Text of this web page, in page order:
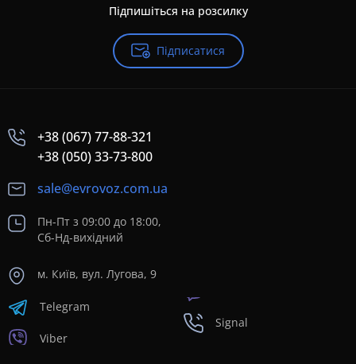
Підпишіться на розсилку
Підписатися
+38 (067) 77-88-321
+38 (050) 33-73-800
sale@evrovoz.com.ua
Пн-Пт з 09:00 до 18:00,
Сб-Нд-вихідний
м. Київ, вул. Лугова, 9
Telegram
Viber
Signal